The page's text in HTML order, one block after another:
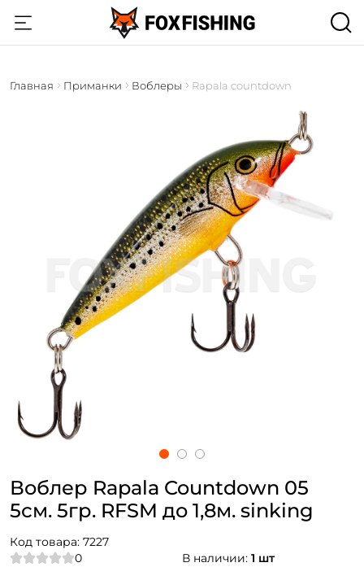
Главная Приманки Воблеры Rapala countdown
Воблер Rapala Countdown 05
5см. 5гр. RFSM до 1,8м. sinking
Код товара: 7227
0
В наличии: 1 шт